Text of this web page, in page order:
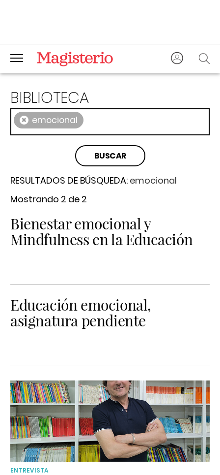
BIBLIOTECA
× emocional
RESULTADOS DE BÚSQUEDA: emocional
Mostrando 2 de 2
Bienestar emocional y
Mindfulness en la Educación
Educación emocional,
asignatura pendiente
ENTREVISTA